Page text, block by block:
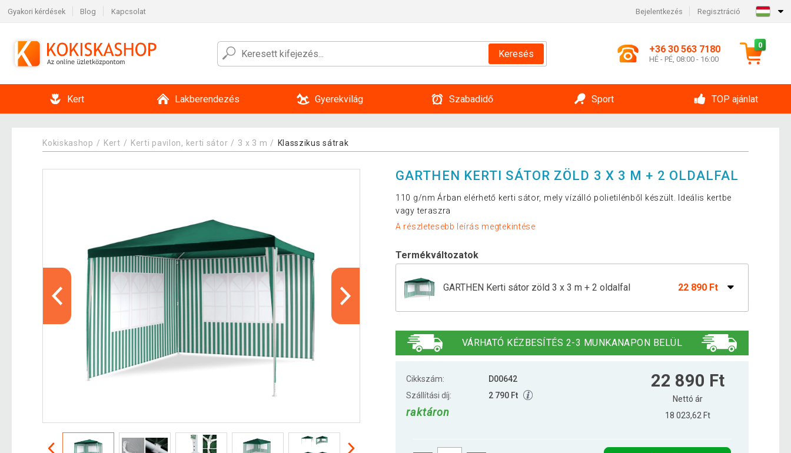
Gyakori kérdések Blog Kapcsolat Bejelentkezés Regisztráció
Keresés +36 30 563 7180
HÉ - PÉ, 08:00 - 16:00
0
Kert Lakberendezés Gyerekvilág Szabadidő Sport TOP ajánlat
Kokiskashop Kert Kerti pavilon, kerti sátor 3 x 3 m Klasszikus sátrak
GARTHEN KERTI SÁTOR ZÖLD 3 X 3 M + 2 OLDALFAL
110 g/nm Árban elérhető kerti sátor, mely vízálló polietilénből készült. Ideális kertbe
vagy teraszra
A részletesebb leírás megtekintése
Termékváltozatok
GARTHEN Kerti sátor zöld 3 x 3 m + 2 oldalfal 22 890 Ft
GARTHEN Kerti sátor kék 3 x 3 m + 2 oldalfal 26 590 Ft
Party sátor 3×3 m PE 2 oldal ablak fogantyú rendszer fehér 23 690 Ft
VÁRHATÓ KÉZBESÍTÉS 2-3 MUNKANAPON BELÜL
Cikkszám:
D00642
Szállítási díj:
2 790 Ft
raktáron
22 890 Ft
Nettó ár
18 023,62 Ft